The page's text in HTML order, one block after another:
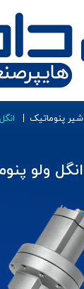
شیر پنوماتیک
انگل ولو